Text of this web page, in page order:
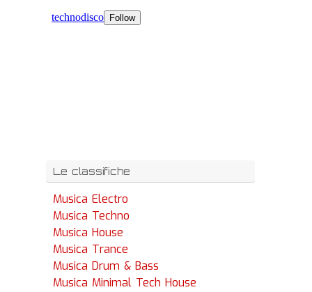
Le classifiche
Musica Electro
Musica Techno
Musica House
Musica Trance
Musica Drum & Bass
Musica Minimal Tech House